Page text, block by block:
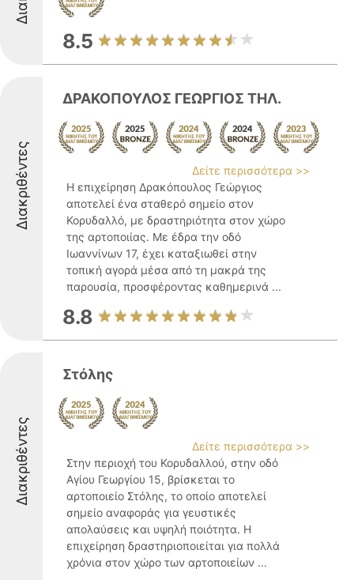
8.5
Διακριθέντες
ΔΡΑΚΟΠΟΥΛΟΣ ΓΕΩΡΓΙΟΣ ΤΗΛ.
Δείτε περισσότερα >>
Η επιχείρηση Δρακόπουλος Γεώργιος
αποτελεί ένα σταθερό σημείο στον
Κορυδαλλό, με δραστηριότητα στον χώρο
της αρτοποιίας. Με έδρα την οδό
Ιωαννίνων 17, έχει καταξιωθεί στην
τοπική αγορά μέσα από τη μακρά της
παρουσία, προσφέροντας καθημερινά ...
8.8
Διακριθέντες
Στόλης
Δείτε περισσότερα >>
Στην περιοχή του Κορυδαλλού, στην οδό
Αγίου Γεωργίου 15, βρίσκεται το
αρτοποιείο Στόλης, το οποίο αποτελεί
σημείο αναφοράς για γευστικές
απολαύσεις και υψηλή ποιότητα. Η
επιχείρηση δραστηριοποιείται για πολλά
χρόνια στον χώρο των αρτοποιείων ...